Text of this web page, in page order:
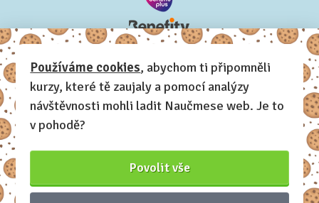
Používáme cookies, abychom ti připomněli
kurzy, které tě zaujaly a pomocí analýzy
návštěvnosti mohli ladit Naučmese web. Je to
v pohodě?
Povolit vše